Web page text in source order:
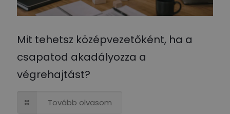
Mit tehetsz középvezetőként, ha a
csapatod akadályozza a
végrehajtást?
Tovább olvasom